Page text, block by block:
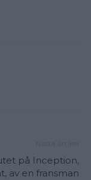
på Inception,
av en fransman